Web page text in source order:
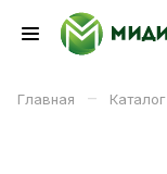
Главная – Каталог